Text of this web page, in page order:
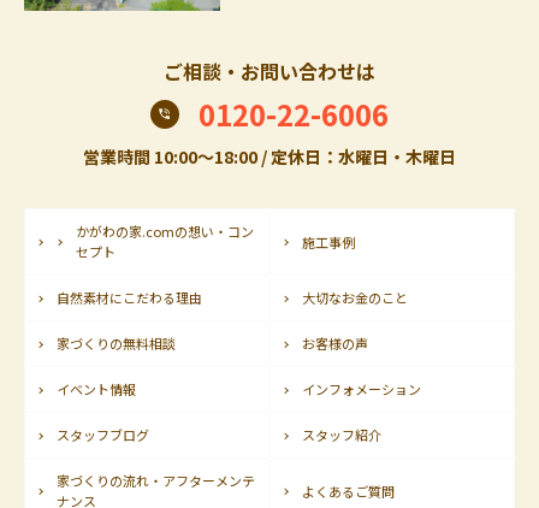
ご相談・お問い合わせは
0120-22-6006
営業時間 10:00〜18:00 / 定休日：水曜日・木曜日
かがわの家.comの想い・コン
セプト
施工事例
自然素材にこだわる理由 大切なお金のこと
家づくりの無料相談 お客様の声
イベント情報 インフォメーション
スタッフブログ スタッフ紹介
家づくりの流れ・アフターメンテ
ナンス
よくあるご質問